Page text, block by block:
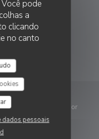
pode
a
clicando
no canto
dados pessoais
((abre numa nova janela))
((abre numa nova
restaurante criado por
((abre numa nova janela))
UTILIZAÇÃO